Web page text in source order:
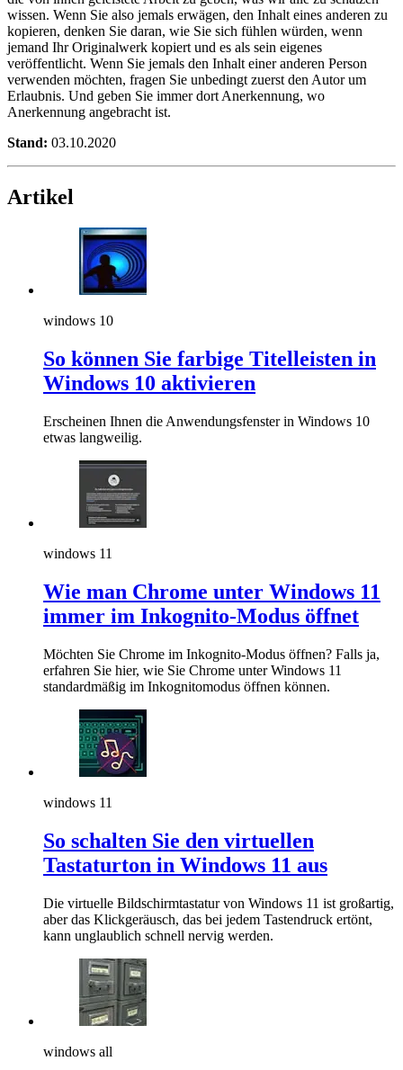
wissen. Wenn Sie also jemals erwägen, den Inhalt eines anderen zu
kopieren, denken Sie daran, wie Sie sich fühlen würden, wenn
jemand Ihr Originalwerk kopiert und es als sein eigenes
veröffentlicht. Wenn Sie jemals den Inhalt einer anderen Person
verwenden möchten, fragen Sie unbedingt zuerst den Autor um
Erlaubnis. Und geben Sie immer dort Anerkennung, wo
Anerkennung angebracht ist.
Stand: 03.10.2020
Artikel
windows 10
So können Sie farbige Titelleisten in
Windows 10 aktivieren
Erscheinen Ihnen die Anwendungsfenster in Windows 10
etwas langweilig.
windows 11
Wie man Chrome unter Windows 11
immer im Inkognito-Modus öffnet
Möchten Sie Chrome im Inkognito-Modus öffnen? Falls ja,
erfahren Sie hier, wie Sie Chrome unter Windows 11
standardmäßig im Inkognitomodus öffnen können.
windows 11
So schalten Sie den virtuellen
Tastaturton in Windows 11 aus
Die virtuelle Bildschirmtastatur von Windows 11 ist großartig,
aber das Klickgeräusch, das bei jedem Tastendruck ertönt,
kann unglaublich schnell nervig werden.
windows all